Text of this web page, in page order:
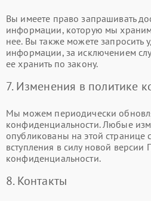
Вы имеете право запрашивать
информации, которую мы
нее. Вы также можете запросить
информации, за исключением
ее хранить по закону.
7. Изменения в политике
Мы можем периодически
конфиденциальности. Любые
опубликованы на этой странице
вступления в силу новой версии
конфиденциальности.
8. Контакты